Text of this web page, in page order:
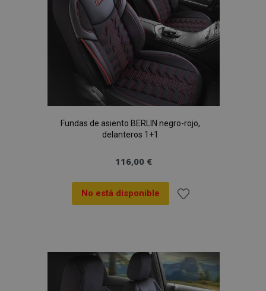
Fundas de asiento BERLIN negro-rojo,
delanteros 1+1
116,00 €
No está disponible
Lista
de